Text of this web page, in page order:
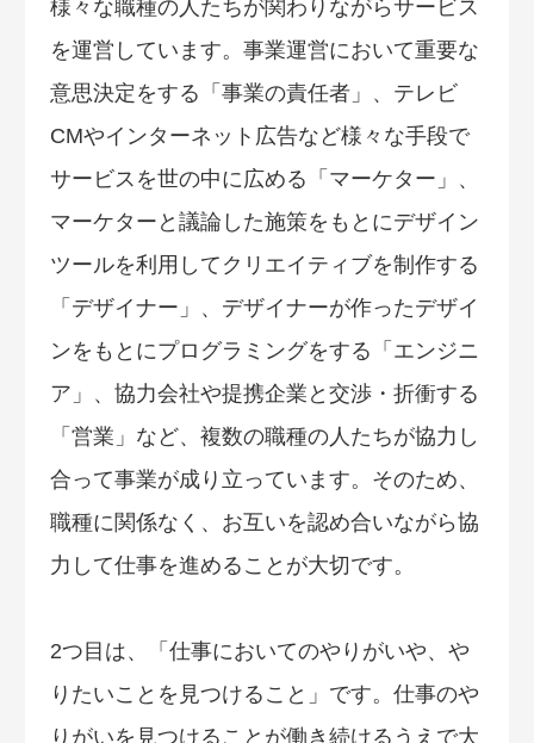
様々な職種の人たちが関わりながらサービス
を運営しています。事業運営において重要な
意思決定をする「事業の責任者」、テレビ
CMやインターネット広告など様々な手段で
サービスを世の中に広める「マーケター」、
マーケターと議論した施策をもとにデザイン
ツールを利用してクリエイティブを制作する
「デザイナー」、デザイナーが作ったデザイ
ンをもとにプログラミングをする「エンジニ
ア」、協力会社や提携企業と交渉・折衝する
「営業」など、複数の職種の人たちが協力し
合って事業が成り立っています。そのため、
職種に関係なく、お互いを認め合いながら協
力して仕事を進めることが大切です。
2つ目は、「仕事においてのやりがいや、や
りたいことを見つけること」です。仕事のや
りがいを見つけることが働き続けるうえで大